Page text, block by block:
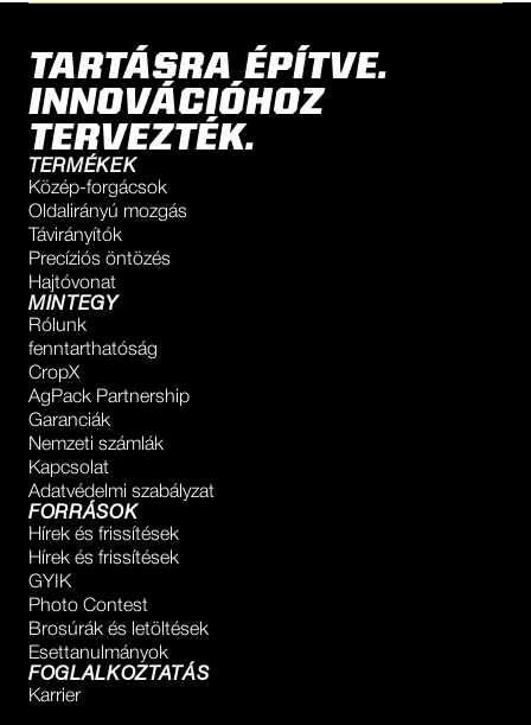
TARTÁSRA ÉPÍTVE.
INNOVÁCIÓHOZ
TERVEZTÉK.
TERMÉKEK
Közép-forgácsok
Oldalirányú mozgás
Távirányítók
Precíziós öntözés
Hajtóvonat
MINTEGY
Rólunk
fenntarthatóság
CropX
AgPack Partnership
Garanciák
Nemzeti számlák
Kapcsolat
Adatvédelmi szabályzat
FORRÁSOK
Hírek és frissítések
Hírek és frissítések
GYIK
Photo Contest
Brosúrák és letöltések
Esettanulmányok
FOGLALKOZTATÁS
Karrier